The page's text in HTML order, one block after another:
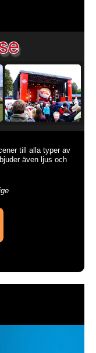
till alla typer av
även ljus och